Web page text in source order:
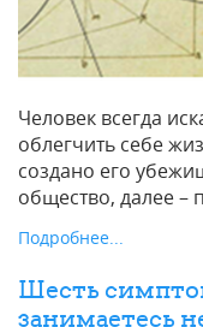
Человек всегда
облегчить себе
создано его
общество, далее –
Подробнее...
Шесть
занимаетесь